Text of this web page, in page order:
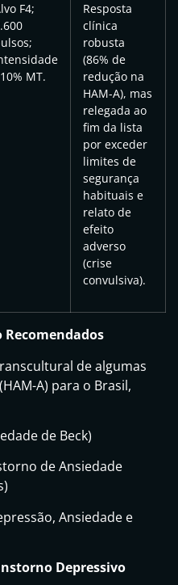
F4;
MT.
Resposta
clínica
robusta
(86% de
redução na
HAM-A), mas
relegada ao
fim da lista
por exceder
limites de
segurança
habituais e
relato de
efeito
adverso
(crise
convulsiva).
de algumas
A) para o Brasil,
de Beck)
de Ansiedade
Ansiedade e
Depressivo